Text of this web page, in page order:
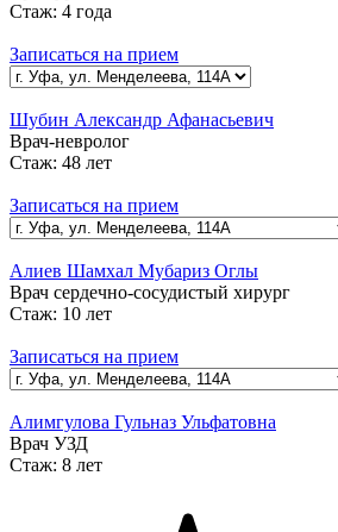
Стаж: 4 года
Записаться на прием
Шубин Александр Афанасьевич
Врач-невролог
Стаж: 48 лет
Записаться на прием
Алиев Шамхал Мубариз Оглы
Врач сердечно-сосудистый хирург
Стаж: 10 лет
Записаться на прием
Алимгулова Гульназ Ульфатовна
Врач УЗД
Стаж: 8 лет